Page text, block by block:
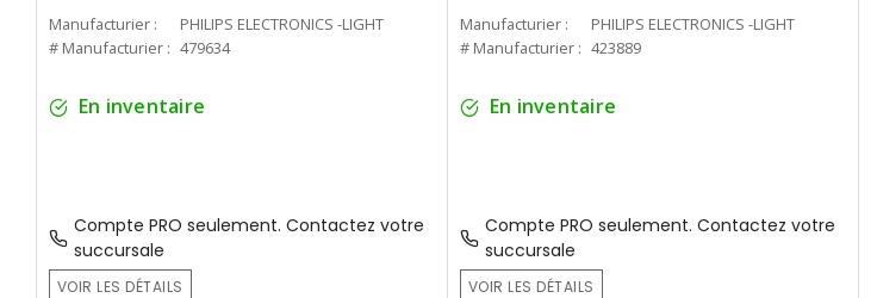
Manufacturier :
PHILIPS ELECTRONICS -LIGHT
# Manufacturier : 479634
En inventaire
Compte PRO seulement. Contactez votre
succursale
VOIR LES DÉTAILS
Manufacturier :
PHILIPS ELECTRONICS -LIGHT
# Manufacturier : 423889
En inventaire
Compte PRO seulement. Contactez votre
succursale
VOIR LES DÉTAILS